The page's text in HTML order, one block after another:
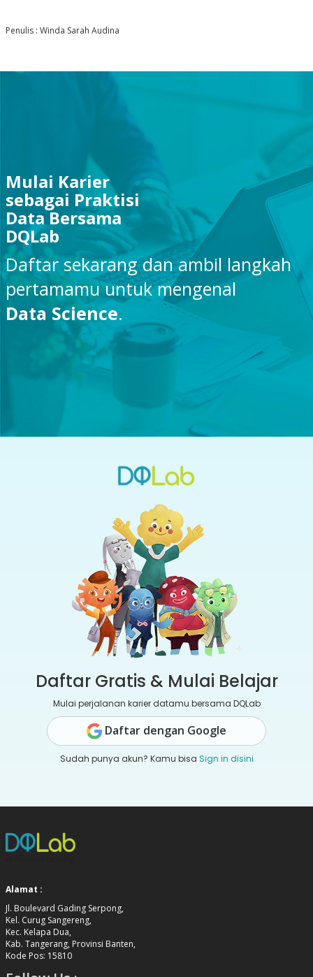
Penulis : Winda Sarah Audina
Mulai Karier
sebagai Praktisi
Data Bersama
DQLab
Daftar sekarang dan ambil langkah
pertamamu untuk mengenal
Data Science.
Daftar Gratis & Mulai Belajar
Mulai perjalanan karier datamu bersama DQLab
Daftar dengan Google
Sudah punya akun? Kamu bisa Sign in disini
Alamat :
Jl. Boulevard Gading Serpong,
Kel. Curug Sangereng,
Kec. Kelapa Dua,
Kab. Tangerang, Provinsi Banten,
Kode Pos: 15810